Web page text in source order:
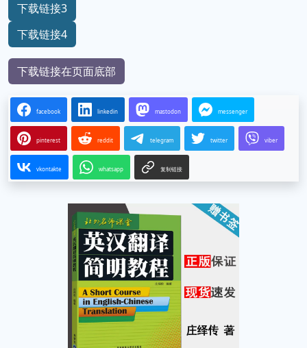
下载链接3
下载链接4
下载链接在页面底部
facebook linkedin mastodon messenger
pinterest reddit telegram twitter viber
vkontakte whatsapp 复制链接